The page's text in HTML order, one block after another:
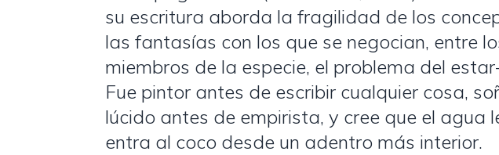
su escritura aborda la fragilidad de los
las fantasías con los que se negocian, entre
miembros de la especie, el problema del
Fue pintor antes de escribir cualquier cosa,
lúcido antes de empirista, y cree que el agua
entra al coco desde un adentro más interior.